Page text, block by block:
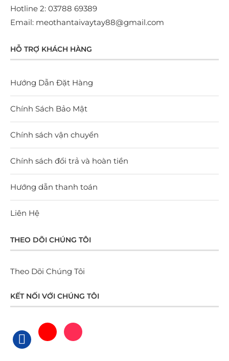
Hotline 2: 03788 69389
Email: meothantaivaytay88@gmail.com
HỖ TRỢ KHÁCH HÀNG
Hướng Dẫn Đặt Hàng
Chính Sách Bảo Mật
Chính sách vận chuyển
Chính sách đổi trả và hoàn tiền
Hướng dẫn thanh toán
Liên Hệ
THEO DÕI CHÚNG TÔI
Theo Dõi Chúng Tôi
KẾT NỐI VỚI CHÚNG TÔI